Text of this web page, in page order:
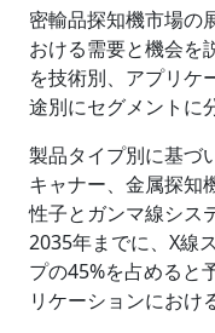
密輸品探知機市場の
おける需要と機会を
を技術別、アプリケ
途別にセグメントに
製品タイプ別に基づ
キャナー、金属探知
性子とガンマ線シス
2035年までに、X線
プの45%を占めると
リケーションにおけ